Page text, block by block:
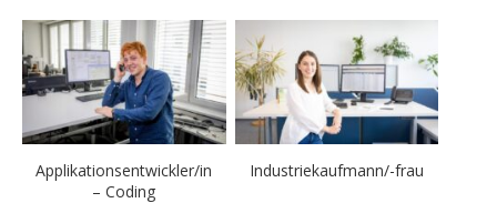
Applikationsentwickler/in
– Coding
Industriekaufmann/-frau